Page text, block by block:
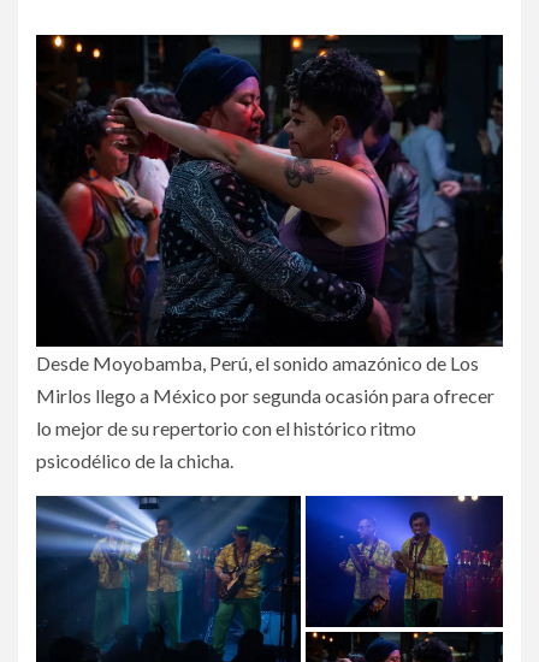
Desde Moyobamba, Perú, el sonido amazónico de Los
Mirlos llego a México por segunda ocasión para ofrecer
lo mejor de su repertorio con el histórico ritmo
psicodélico de la chicha.